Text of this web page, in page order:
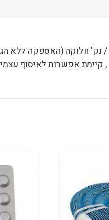
, קיימת אפשרות לאיסוף עצמי